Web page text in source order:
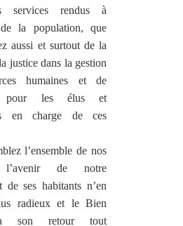
services rendus à
de la population, que
aussi et surtout de la
justice dans la gestion
humaines et de
pour les élus et
en charge de ces
l’ensemble de nos
l’avenir de notre
de ses habitants n’en
radieux et le Bien
son retour tout